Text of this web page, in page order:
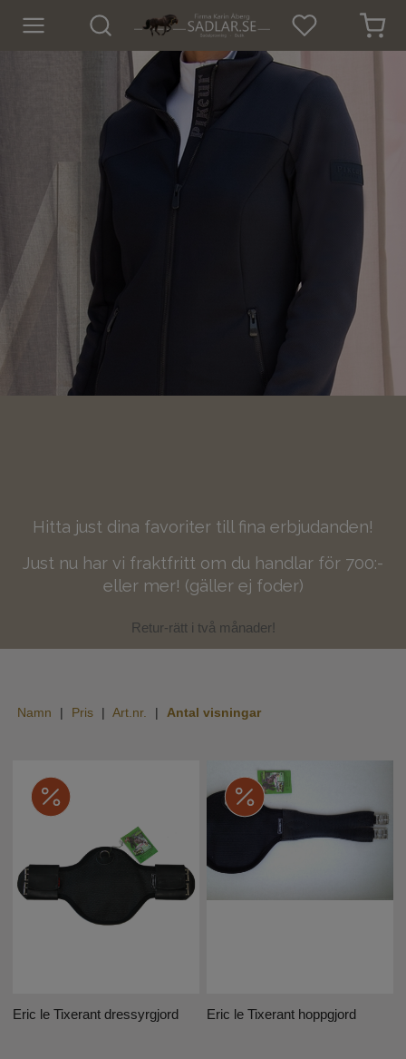
SOMMAR-REA!
Handla efter Varumärke
OUTLET 50%-70%
Hitta just dina favoriter till fina erbjudanden!
Just nu har vi fraktfritt om du handlar för 700:-
eller mer! (gäller ej foder)
Retur-rätt i två månader!
Namn Pris Art.nr. Antal visningar
Eric le Tixerant dressyrgjord Eric le Tixerant hoppgjord